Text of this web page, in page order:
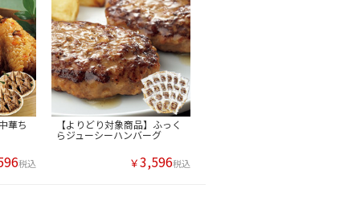
華ち
税込
【よりどり対象商品】ふっく
らジューシーハンバーグ
￥3,596税込